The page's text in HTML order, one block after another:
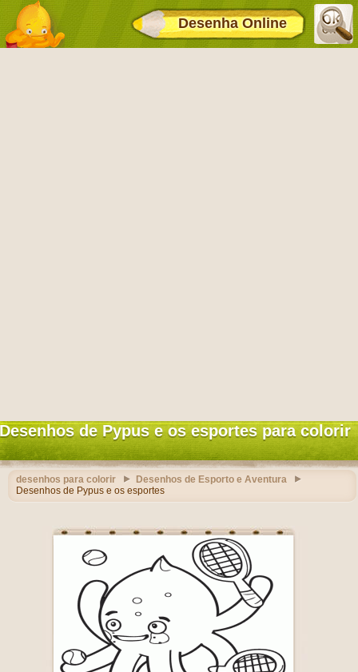
Desenha Online
Desenhos de Pypus e os esportes para colorir
desenhos para colorir
Desenhos de Esporto e Aventura
Desenhos de Pypus e os esportes